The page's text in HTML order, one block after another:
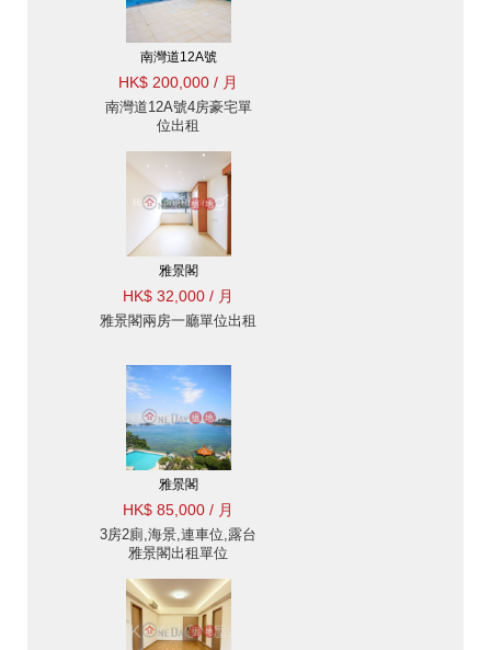
南灣道12A號
HK$ 200,000 / 月
南灣道12A號4房豪宅單
位出租
雅景閣
HK$ 32,000 / 月
雅景閣兩房一廳單位出租
雅景閣
HK$ 85,000 / 月
3房2廁,海景,連車位,露台
雅景閣出租單位